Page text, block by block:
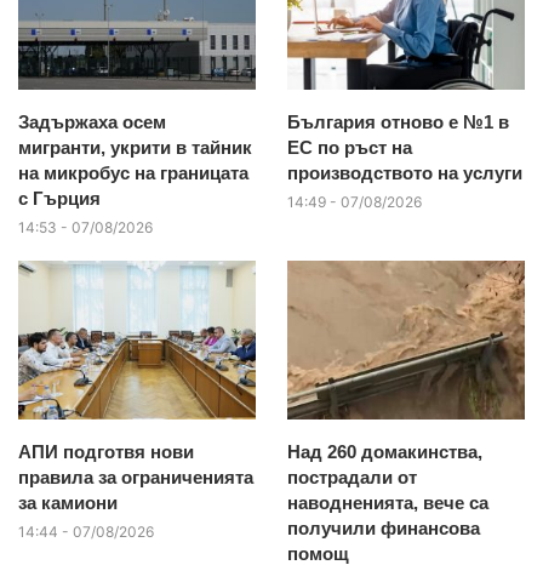
Задържаха осем
мигранти, укрити в тайник
на микробус на границата
с Гърция
14:53 - 07/08/2026
България отново е №1 в
ЕС по ръст на
производството на услуги
14:49 - 07/08/2026
АПИ подготвя нови
правила за ограниченията
за камиони
14:44 - 07/08/2026
Над 260 домакинства,
пострадали от
наводненията, вече са
получили финансова
помощ